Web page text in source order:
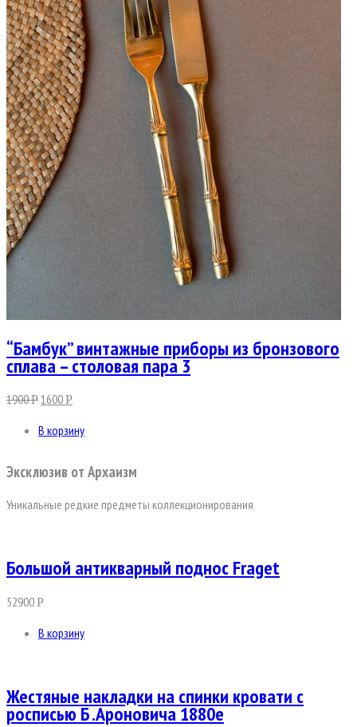
“Бамбук” винтажные приборы из бронзового
сплава – столовая пара 3
1900Р1600Р
В корзину
Эксклюзив от Архаизм
Уникальные редкие предметы коллекционирования
Большой антикварный поднос Fraget
52900Р
В корзину
Жестяные накладки на спинки кровати с
росписью Б .Ароновича 1880е